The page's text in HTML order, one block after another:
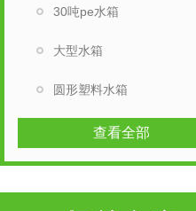
30吨pe水箱
大型水箱
圆形塑料水箱
查看全部